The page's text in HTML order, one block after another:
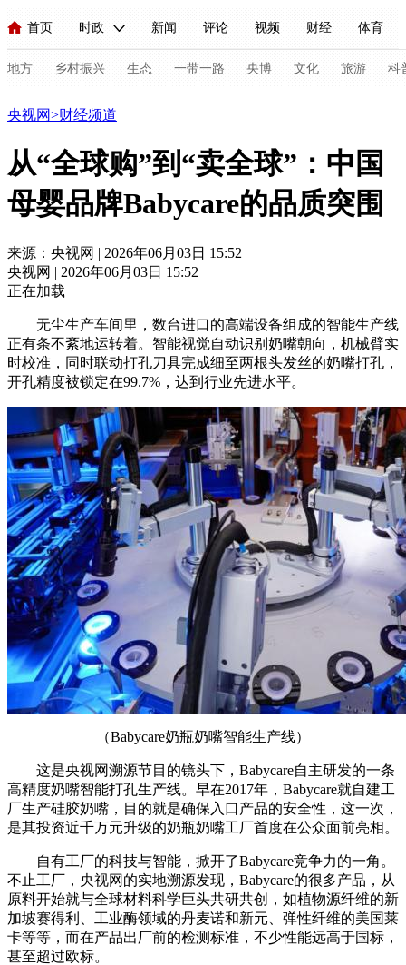
首页 时政 新闻 评论 视频 财经 体育
人民领袖习近平 联播+ 中国领导人 央视快评 习式妙语
直播 栏目大全 节目单 听音 微视频 主持人
海外频道 iPanda English Монгол
地方 乡村振兴 生态 一带一路 央博 文化 旅游 科
新闻 国内 国际 评论 经济 军事 科技
视频 小央视频
现场 前线 比划 快看 蓝海中国 新兵请入列
体育 直播 竞猜 2026年世界杯 2026年冬奥会
VIP会员 CCTV奥林匹克频道 生活体育大会
财经 教育 乡村振兴 生态环境 一带一路 央博
大国智造 大国展会 大国保险 云顶对话 云起
CCTV.节目官网 直播 节目单 栏目 片库 热播榜
央视网>财经频道
从“全球购”到“卖全球”：中国
母婴品牌Babycare的品质突围
来源：央视网 | 2026年06月03日 15:52
央视网 | 2026年06月03日 15:52
正在加载
无尘生产车间里，数台进口的高端设备组成的智能生产线
正有条不紊地运转着。智能视觉自动识别奶嘴朝向，机械臂实
时校准，同时联动打孔刀具完成细至两根头发丝的奶嘴打孔，
开孔精度被锁定在99.7%，达到行业先进水平。
（Babycare奶瓶奶嘴智能生产线）
这是央视网溯源节目的镜头下，Babycare自主研发的一条
高精度奶嘴智能打孔生产线。早在2017年，Babycare就自建工
厂生产硅胶奶嘴，目的就是确保入口产品的安全性，这一次，
是其投资近千万元升级的奶瓶奶嘴工厂首度在公众面前亮相。
自有工厂的科技与智能，掀开了Babycare竞争力的一角。
不止工厂，央视网的实地溯源发现，Babycare的很多产品，从
原料开始就与全球材料科学巨头共研共创，如植物源纤维的新
加坡赛得利、工业酶领域的丹麦诺和新元、弹性纤维的美国莱
卡等等，而在产品出厂前的检测标准，不少性能远高于国标，
甚至超过欧标。